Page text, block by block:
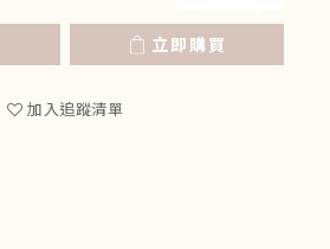
立即購買
加入追蹤清單